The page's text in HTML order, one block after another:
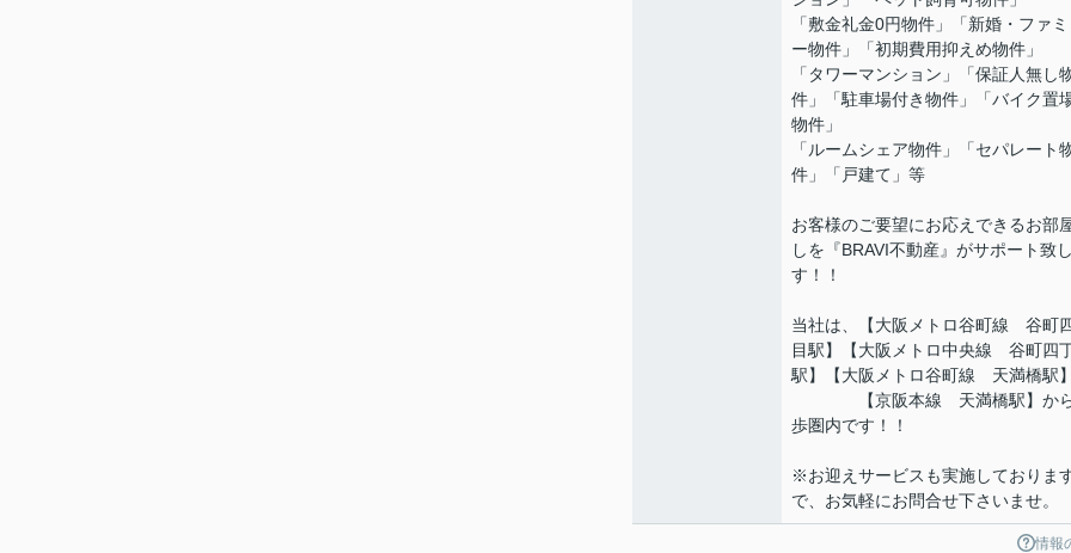
「敷金礼金0円物件」「新婚・ファミ
ー物件」「初期費用抑えめ物件」
「タワーマンション」「保証人無し
件」「駐車場付き物件」「バイク置
物件」
「ルームシェア物件」「セパレート
件」「戸建て」等
お客様のご要望にお応えできるお部
しを『BRAVI不動産』がサポート致
す！！
当社は、【大阪メトロ谷町線 谷町
目駅】【大阪メトロ中央線 谷町四
駅】【大阪メトロ谷町線 天満橋駅】
【京阪本線 天満橋駅】か
歩圏内です！！
※お迎えサービスも実施しておりま
で、お気軽にお問合せ下さいませ。
情報